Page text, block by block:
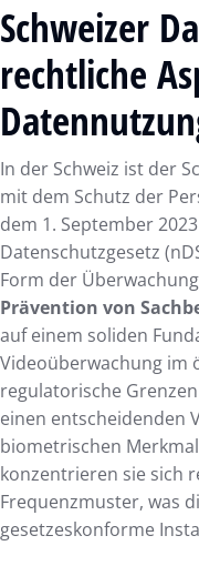
Schweizer
rechtliche
In der Schweiz ist der
mit dem Schutz der
dem 1. September
Datenschutzgesetz
Form der
Prävention von
auf einem soliden
Videoüberwachung im
regulatorische
einen entscheidenden
biometrischen
konzentrieren sie sich
Frequenzmuster, was
gesetzeskonforme